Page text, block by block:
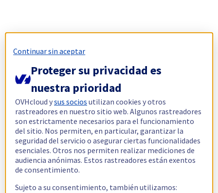
Continuar sin aceptar
Proteger su privacidad es
nuestra prioridad
OVHcloud ysus socios utilizan cookies y otros
rastreadores en nuestro sitio web. Algunos rastreadores
son estrictamente necesarios para el funcionamiento
del sitio. Nos permiten, en particular, garantizar la
seguridad del servicio o asegurar ciertas funcionalidades
esenciales. Otros nos permiten realizar mediciones de
audiencia anónimas. Estos rastreadores están exentos
de consentimiento.
Sujeto a su consentimiento, también utilizamos: